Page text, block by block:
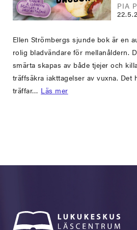
PIA
Ellen Strömbergs sjunde bok är en
rolig bladvändare för mellanåldern.
smärta skapas av både tjejer och
träffsäkra iakttagelser av vuxna. Det
träffar… Läs mer